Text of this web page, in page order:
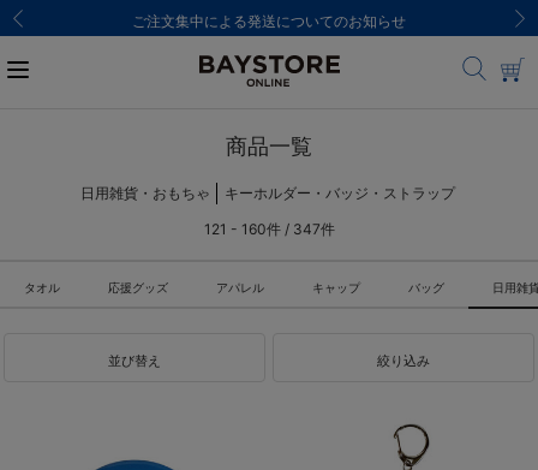
ご注文集中による発送についてのお知らせ
商品一覧
日用雑貨・おもちゃ
キーホルダー・バッジ・ストラップ
121 - 160件 / 347件
タオル 応援グッズ アパレル キャップ バッグ 日用雑
並び替え 絞り込み